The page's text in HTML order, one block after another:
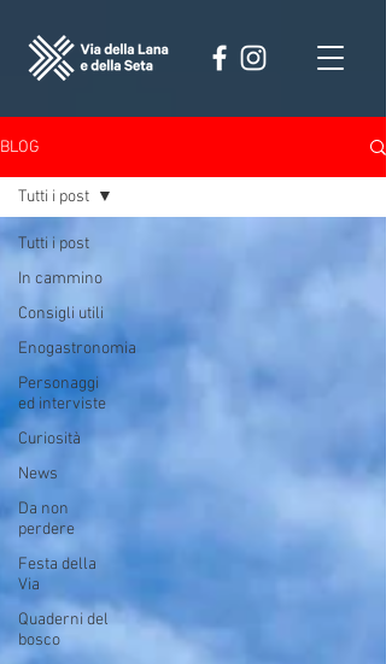
BLOG
Tutti i post
In cammino
Consigli utili
Enogastronomia
Personaggi
ed interviste
Curiosità
News
Da non
perdere
Festa della
Via
Quaderni del
bosco
Tutti i post